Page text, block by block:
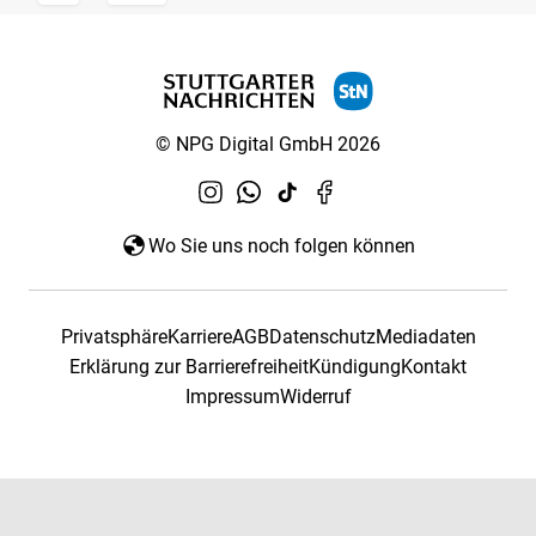
© NPG Digital GmbH 2026
Wo Sie uns noch folgen können
PrivatsphäreKarriereAGBDatenschutzMediadaten
Erklärung zur BarrierefreiheitKündigungKontakt
ImpressumWiderruf